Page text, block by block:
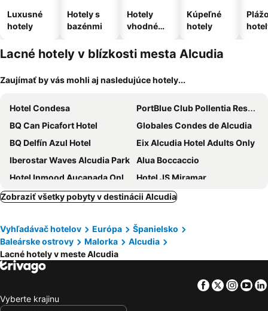
Luxusné
hotely
Hotely s
bazénmi
Hotely
vhodné
domáce
zvieratá
Kúpeľné
hotely
Lacné hotely v blízkosti mesta Alcudia
Zaujímať by vás mohli aj nasledujúce hotely...
Hotel Condesa
PortBlue Club Pollentia Resort & Spa
BQ Can Picafort Hotel
Globales Condes de Alcudia
BQ Delfín Azul Hotel
Eix Alcudia Hotel Adults Only
Iberostar Waves Alcudia Park
Alua Boccaccio
Hotel Inmood Aucanada Only Adults +16
Hotel JS Miramar
BQ Sarah Hotel
Galaxia Boutique Hotel
Iberostar Waves Playa de Muro
Mar Hotels Playa de Muro Suites
Ilusion Markus & Spa
BlueSea Piscis
Cabot Pollensa Park Spa
Iberostar Waves Ciudad Blanca
VIVA Golf Adults Only 18+
Zobraziť všetky pobyty v destinácii Alcudia
Vyhľadávač hotelov Európa
Španielsko
Baleárske ostrovy
Malorka
Alcudia
Lacné hotely v meste Alcudia
Facebook
Twitter
Vyberte krajinu